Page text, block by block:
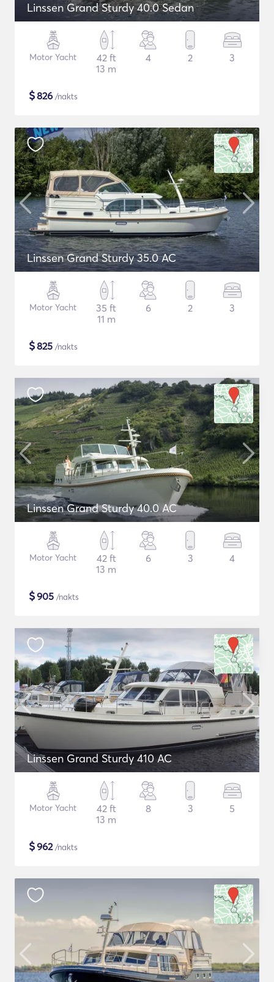
Linssen Grand Sturdy 40.0 Sedan
Motor Yacht
42 ft
13 m
4 2 3
$826 /nakts
Linssen Grand Sturdy 35.0 AC
Motor Yacht
35 ft
11 m
6 2 3
$825 /nakts
Linssen Grand Sturdy 40.0 AC
Motor Yacht
42 ft
13 m
6 3 4
$905 /nakts
Linssen Grand Sturdy 410 AC
Motor Yacht
42 ft
13 m
8 3 5
$962/nakts